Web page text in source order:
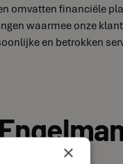
omvatten financiële
waarmee onze
en betrokken
×